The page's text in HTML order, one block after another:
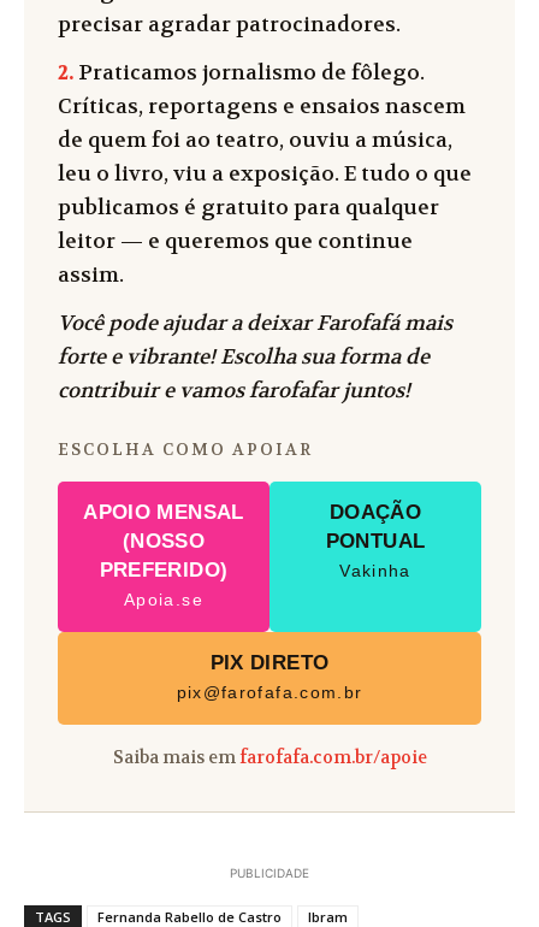
precisar agradar patrocinadores.
2. Praticamos jornalismo de fôlego.
Críticas, reportagens e ensaios nascem
de quem foi ao teatro, ouviu a música,
leu o livro, viu a exposição. E tudo o que
publicamos é gratuito para qualquer
leitor — e queremos que continue
assim.
Você pode ajudar a deixar Farofafá mais
forte e vibrante! Escolha sua forma de
contribuir e vamos farofafar juntos!
ESCOLHA COMO APOIAR
APOIO MENSAL
(NOSSO
PREFERIDO)
Apoia.se
DOAÇÃO
PONTUAL
Vakinha
PIX DIRETO
pix@farofafa.com.br
Saiba mais emfarofafa.com.br/apoie
PUBLICIDADE
TAGS Fernanda Rabello de Castro
Ibram